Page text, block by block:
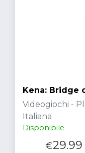
Kena: Bridge
Videogiochi -
Italiana
Disponibile
€29.99